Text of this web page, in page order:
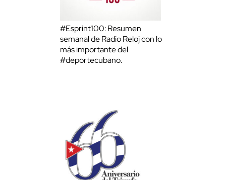
#Esprint100: Resumen
semanal de Radio Reloj con lo
más importante del
#deportecubano.